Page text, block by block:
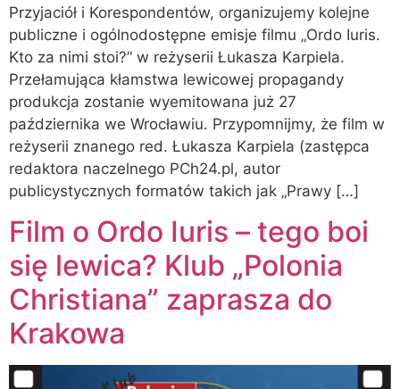
Przyjaciół i Korespondentów, organizujemy kolejne
publiczne i ogólnodostępne emisje filmu „Ordo Iuris.
Kto za nimi stoi?” w reżyserii Łukasza Karpiela.
Przełamująca kłamstwa lewicowej propagandy
produkcja zostanie wyemitowana już 27
października we Wrocławiu. Przypomnijmy, że film w
reżyserii znanego red. Łukasza Karpiela (zastępca
redaktora naczelnego PCh24.pl, autor
publicystycznych formatów takich jak „Prawy […]
Film o Ordo Iuris – tego boi
się lewica? Klub „Polonia
Christiana” zaprasza do
Krakowa